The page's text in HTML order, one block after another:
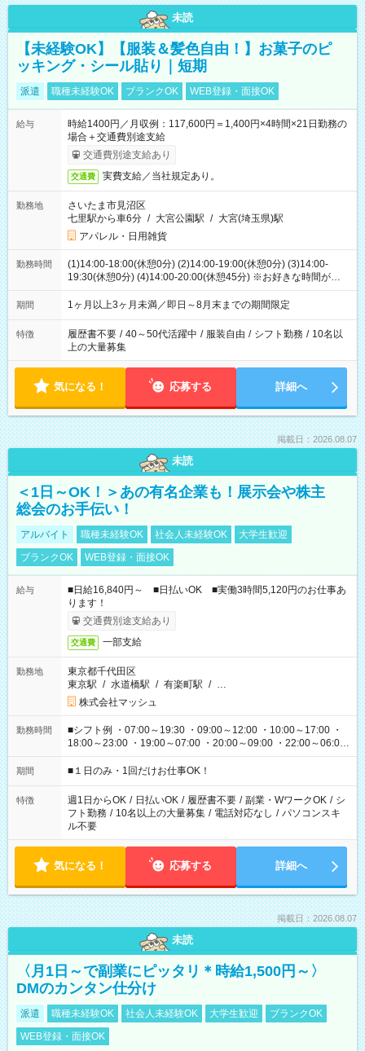
未読
【未経験OK】【服装＆髪色自由！】お菓子のピ
ッキング・シール貼り｜短期
派遣 職種未経験OK ブランクOK WEB登録・面接OK
給与
時給1400円／月収例：117,600円＝1,400円×4時間×21日勤務の
場合＋交通費別途支給
交通費別途支給あり
交通費 実費支給／当社規定あり。
勤務地
さいたま市見沼区
七里駅から車6分 / 大宮公園駅 / 大宮(埼玉県)駅
アパレル・日用雑貨
勤務時間
(1)14:00-18:00(休憩0分) (2)14:00-19:00(休憩0分) (3)14:00-
19:30(休憩0分) (4)14:00-20:00(休憩45分) ※お好きな時間が選べ
ます
期間 1ヶ月以上3ヶ月未満／即日～8月末までの期間限定
特徴 履歴書不要 / 40～50代活躍中 / 服装自由 / シフト勤務 / 10名以
上の大量募集
気になる！ 応募する 詳細へ
掲載日：2026.08.07
未読
＜1日～OK！＞あの有名企業も！展示会や株主
総会のお手伝い！
アルバイト 職種未経験OK 社会人未経験OK
大学生歓迎
ブランクOK
WEB登録・面接OK
給与
■日給16,840円～ ■日払いOK ■実働3時間5,120円のお仕事あ
ります！
交通費別途支給あり
交通費 一部支給
勤務地
東京都千代田区
東京駅 / 水道橋駅 / 有楽町駅 / …
株式会社マッシュ
勤務時間
■シフト例 ・07:00～19:30 ・09:00～12:00 ・10:00～17:00 ・
18:00～23:00 ・19:00～07:00 ・20:00～09:00 ・22:00～06:00
etc ★最短で3時間で5,120円のお仕事から 15時間で2万円近く稼
げるお仕事も！ ご希望のお時間に合わせてご紹介！ ※シフトは
ください！
期間 ■１日のみ・1回だけお仕事OK！
特徴 週1日からOK / 日払いOK / 履歴書不要 / 副業・WワークOK / シ
フト勤務 / 10名以上の大量募集 / 電話対応なし / パソコンスキ
ル不要
気になる！ 応募する 詳細へ
掲載日：2026.08.07
未読
〈月1日～で副業にピッタリ＊時給1,500円～〉
DMのカンタン仕分け
派遣 職種未経験OK 社会人未経験OK 大学生歓迎
ブランクOK
WEB登録・面接OK